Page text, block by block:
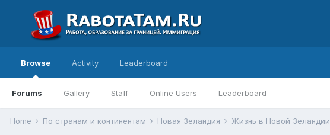
Browse
Forums Gallery Staff Online Users Leaderboard
Activity Leaderboard
Home По странам и континентам Новая Зеландия Жизнь в Новой Зеландии